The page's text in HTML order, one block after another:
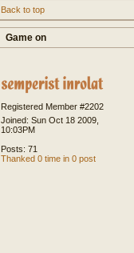
Back to top
Game on
Registered Member #2202
Joined: Sun Oct 18 2009,
10:03PM
Posts: 71
Thanked 0 time in 0 post